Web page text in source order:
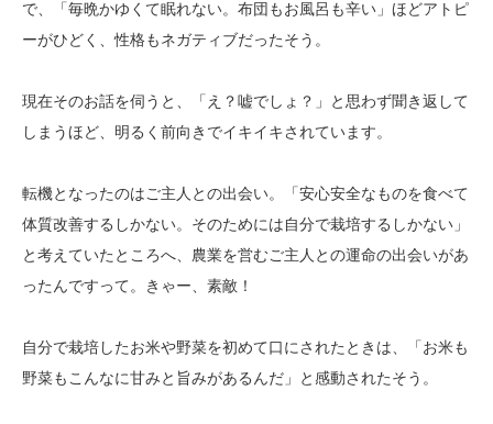
で、「毎晩かゆくて眠れない。布団もお風呂も辛い」ほどアトピ
ーがひどく、性格もネガティブだったそう。
現在そのお話を伺うと、「え？嘘でしょ？」と思わず聞き返して
しまうほど、明るく前向きでイキイキされています。
転機となったのはご主人との出会い。「安心安全なものを食べて
体質改善するしかない。そのためには自分で栽培するしかない」
と考えていたところへ、農業を営むご主人との運命の出会いがあ
ったんですって。きゃー、素敵！
自分で栽培したお米や野菜を初めて口にされたときは、「お米も
野菜もこんなに甘みと旨みがあるんだ」と感動されたそう。